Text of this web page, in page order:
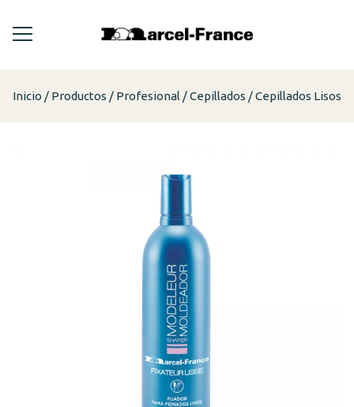
Inicio Productos Profesional Cepillados Cepillados Lisos